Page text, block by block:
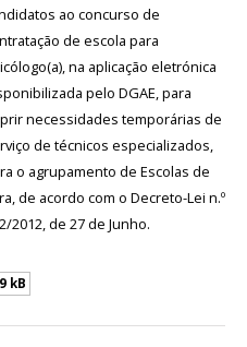
ao concurso de
de escola para
na aplicação eletrónica
pelo DGAE, para
necessidades temporárias de
de técnicos especializados,
o agrupamento de Escolas de
de acordo com o Decreto-Lei n.º
2012, de 27 de Junho.
kB